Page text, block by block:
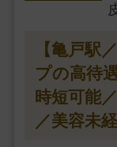
【亀戸駅
プの高待
時短可能
／美容未